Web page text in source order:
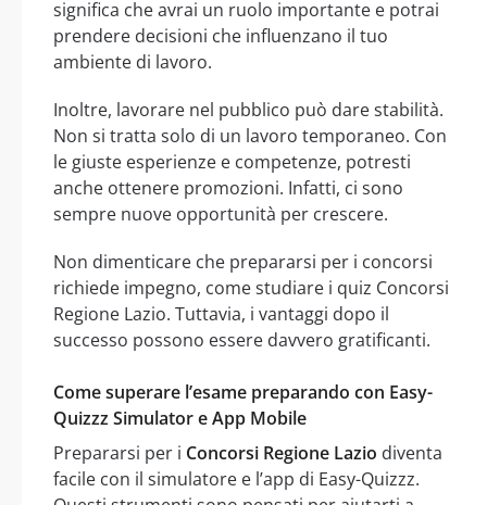
significa che avrai un ruolo importante e potrai
prendere decisioni che influenzano il tuo
ambiente di lavoro.
Inoltre, lavorare nel pubblico può dare stabilità.
Non si tratta solo di un lavoro temporaneo. Con
le giuste esperienze e competenze, potresti
anche ottenere promozioni. Infatti, ci sono
sempre nuove opportunità per crescere.
Non dimenticare che prepararsi per i concorsi
richiede impegno, come studiare i quiz Concorsi
Regione Lazio. Tuttavia, i vantaggi dopo il
successo possono essere davvero gratificanti.
Come superare l’esame preparando con Easy-
Quizzz Simulator e App Mobile
Prepararsi per i Concorsi Regione Lazio diventa
facile con il simulatore e l’app di Easy-Quizzz.